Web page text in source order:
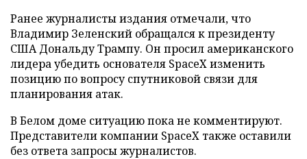
Ранее журналисты издания отмечали, что
Владимир Зеленский обращался к президенту
США Дональду Трампу. Он просил американского
лидера убедить основателя SpaceX изменить
позицию по вопросу спутниковой связи для
планирования атак.
В Белом доме ситуацию пока не комментируют.
Представители компании SpaceX также оставили
без ответа запросы журналистов.